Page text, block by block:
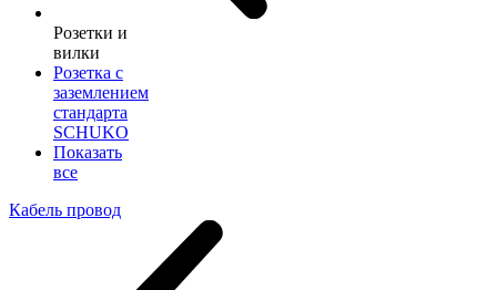
Розетки и
вилки
Розетка с
заземлением
стандарта
SCHUKO
Показать
все
Кабель провод